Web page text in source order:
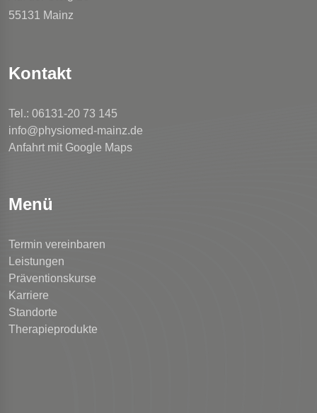
55131 Mainz
Kontakt
Tel.: 06131-20 73 145
info@physiomed-mainz.de
Anfahrt mit Google Maps
Menü
Termin vereinbaren
Leistungen
Präventionskurse
Karriere
Standorte
Therapieprodukte